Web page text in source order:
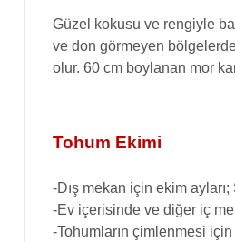
Güzel kokusu ve rengiyle
ve don görmeyen
olur. 60 cm boylanan mor
Tohum Ekimi
-Dış mekan için ekim
-Ev içerisinde ve diğer iç
-Tohumların çimlenmesi için